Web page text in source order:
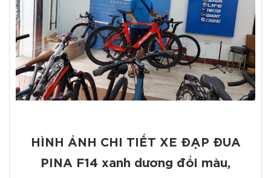
HÌNH ẢNH CHI TIẾT XE ĐẠP ĐUA
PINA F14 xanh dương đổi màu,